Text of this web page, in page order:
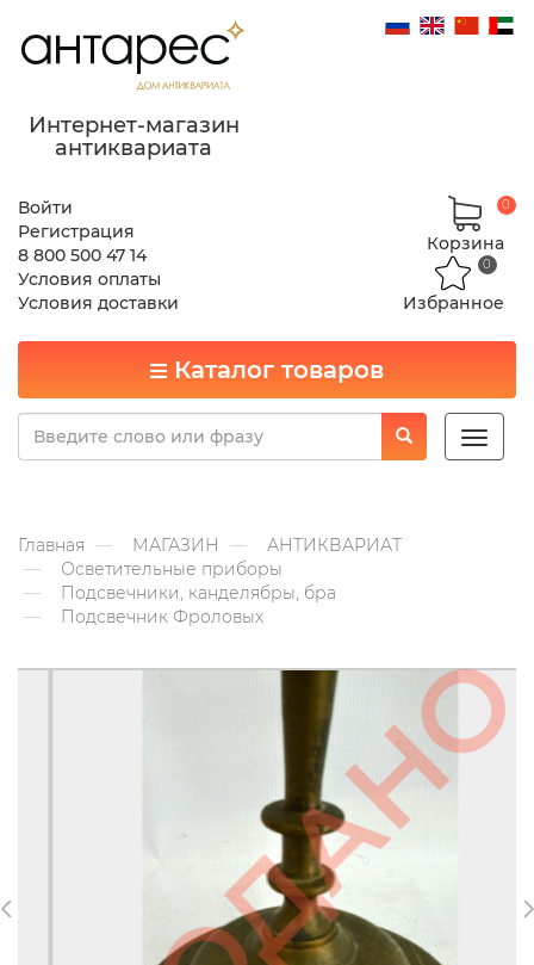
Интернет-магазин
антиквариата
Войти
Регистрация
8 800 500 47 14
Условия оплаты
Условия доставки
Корзина
0
Избранное
0
Каталог товаров
Toggle
Главная МАГАЗИН
АНТИКВАРИАТ
Осветительные приборы
Подсвечники, канделябры, бра
Подсвечник Фроловых